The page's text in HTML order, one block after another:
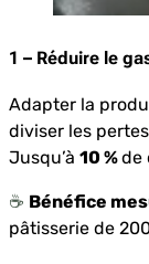
1 – Réduire le
Adapter la
diviser les
Jusqu’à 10 %de
☕️ Bénéfice
pâtisserie de